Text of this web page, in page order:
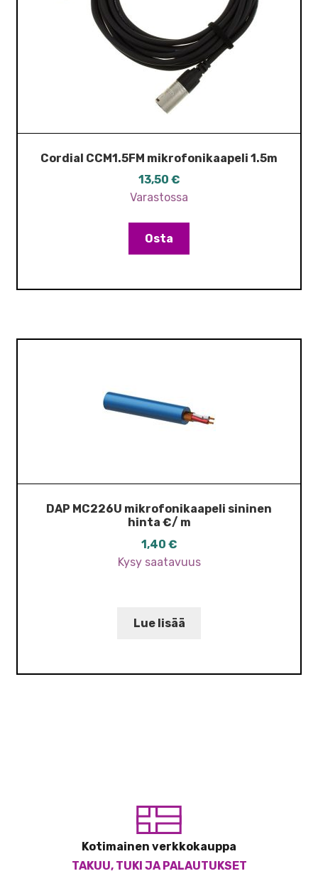
Cordial CCM1.5FM mikrofonikaapeli 1.5m
13,50 €
Varastossa
Osta
DAP MC226U mikrofonikaapeli sininen
hinta €/ m
1,40 €
Kysy saatavuus
Lue lisää
Kotimainen verkkokauppa
TAKUU, TUKI JA PALAUTUKSET